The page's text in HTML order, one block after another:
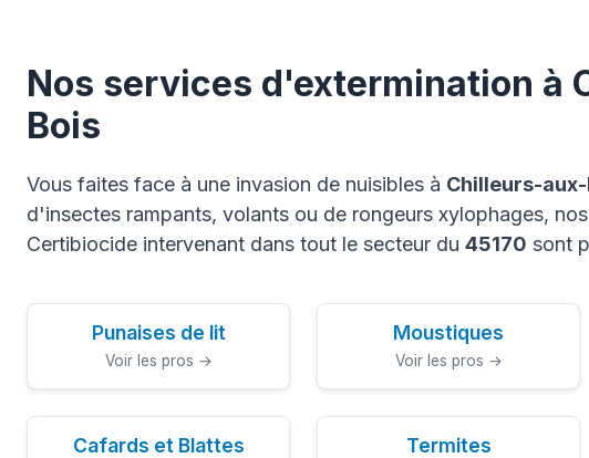
Nos services d'extermination à
Bois
Vous faites face à une invasion de nuisibles à Chilleurs-
d'insectes rampants, volants ou de rongeurs xylophages,
Certibiocide intervenant dans tout le secteur du 45170 sont
Punaises de lit
Voir les pros →
Moustiques
Voir les pros →
Cafards et Blattes Termites